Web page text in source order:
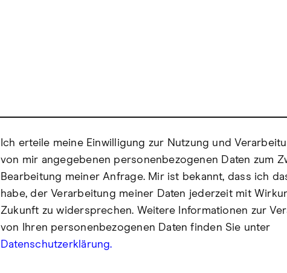
Ich erteile meine Einwilligung zur Nutzung und
von mir angegebenen personenbezogenen Daten zum
Bearbeitung meiner Anfrage. Mir ist bekannt, dass ich
habe, der Verarbeitung meiner Daten jederzeit mit
Zukunft zu widersprechen. Weitere Informationen zur
von Ihren personenbezogenen Daten finden Sie unter
Datenschutzerklärung.